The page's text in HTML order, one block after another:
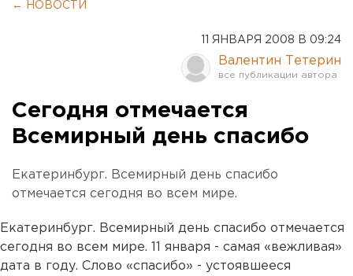
← НОВОСТИ
11 ЯНВАРЯ 2008 В 09:24
Валентин Тетерин
Сегодня отмечается
Всемирный день спасибо
Екатеринбург. Всемирный день спасибо
отмечается сегодня во всем мире.
Екатеринбург. Всемирный день спасибо отмечается
сегодня во всем мире. 11 января - самая «вежливая»
дата в году. Слово «спасибо» - устоявшееся